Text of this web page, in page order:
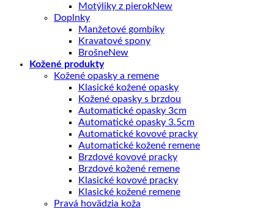
Motýliky z pierok
Doplnky
Manžetové gombíky
Kravatové spony
Brošne
Kožené produkty
Kožené opasky a remene
Klasické kožené opasky
Kožené opasky s brzdou
Automatické opasky 3cm
Automatické opasky 3.5cm
Automatické kovové pracky
Automatické kožené remene
Brzdové kovové pracky
Brzdové kožené remene
Klasické kovové pracky
Klasické kožené remene
Pravá hovädzia koža